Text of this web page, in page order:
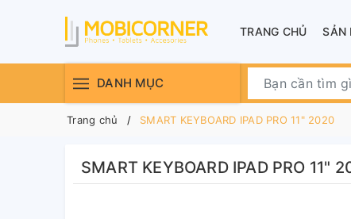
TRANG CHỦ SẢN
DANH MỤC
Trang chủ SMART KEYBOARD IPAD PRO 11" 2020
SMART KEYBOARD IPAD PRO 11"